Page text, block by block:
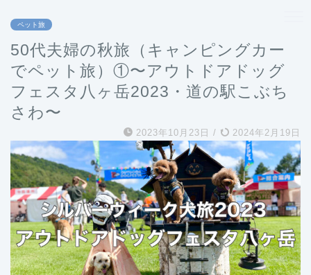
ペット旅
50代夫婦の秋旅（キャンピングカー
でペット旅）①〜アウトドアドッグ
フェスタ八ヶ岳2023・道の駅こぶち
さわ〜
2023年10月23日 / 2024年2月19日